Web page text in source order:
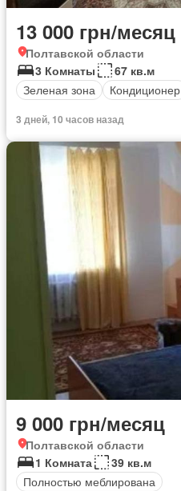
13 000 грн/месяц
Полтавской области
3 Комнаты
67 кв.м
Зеленая зона
Кондиционер
3 дней, 10 часов назад
9 000 грн/месяц
Полтавской области
1 Комната
39 кв.м
Полностью меблирована